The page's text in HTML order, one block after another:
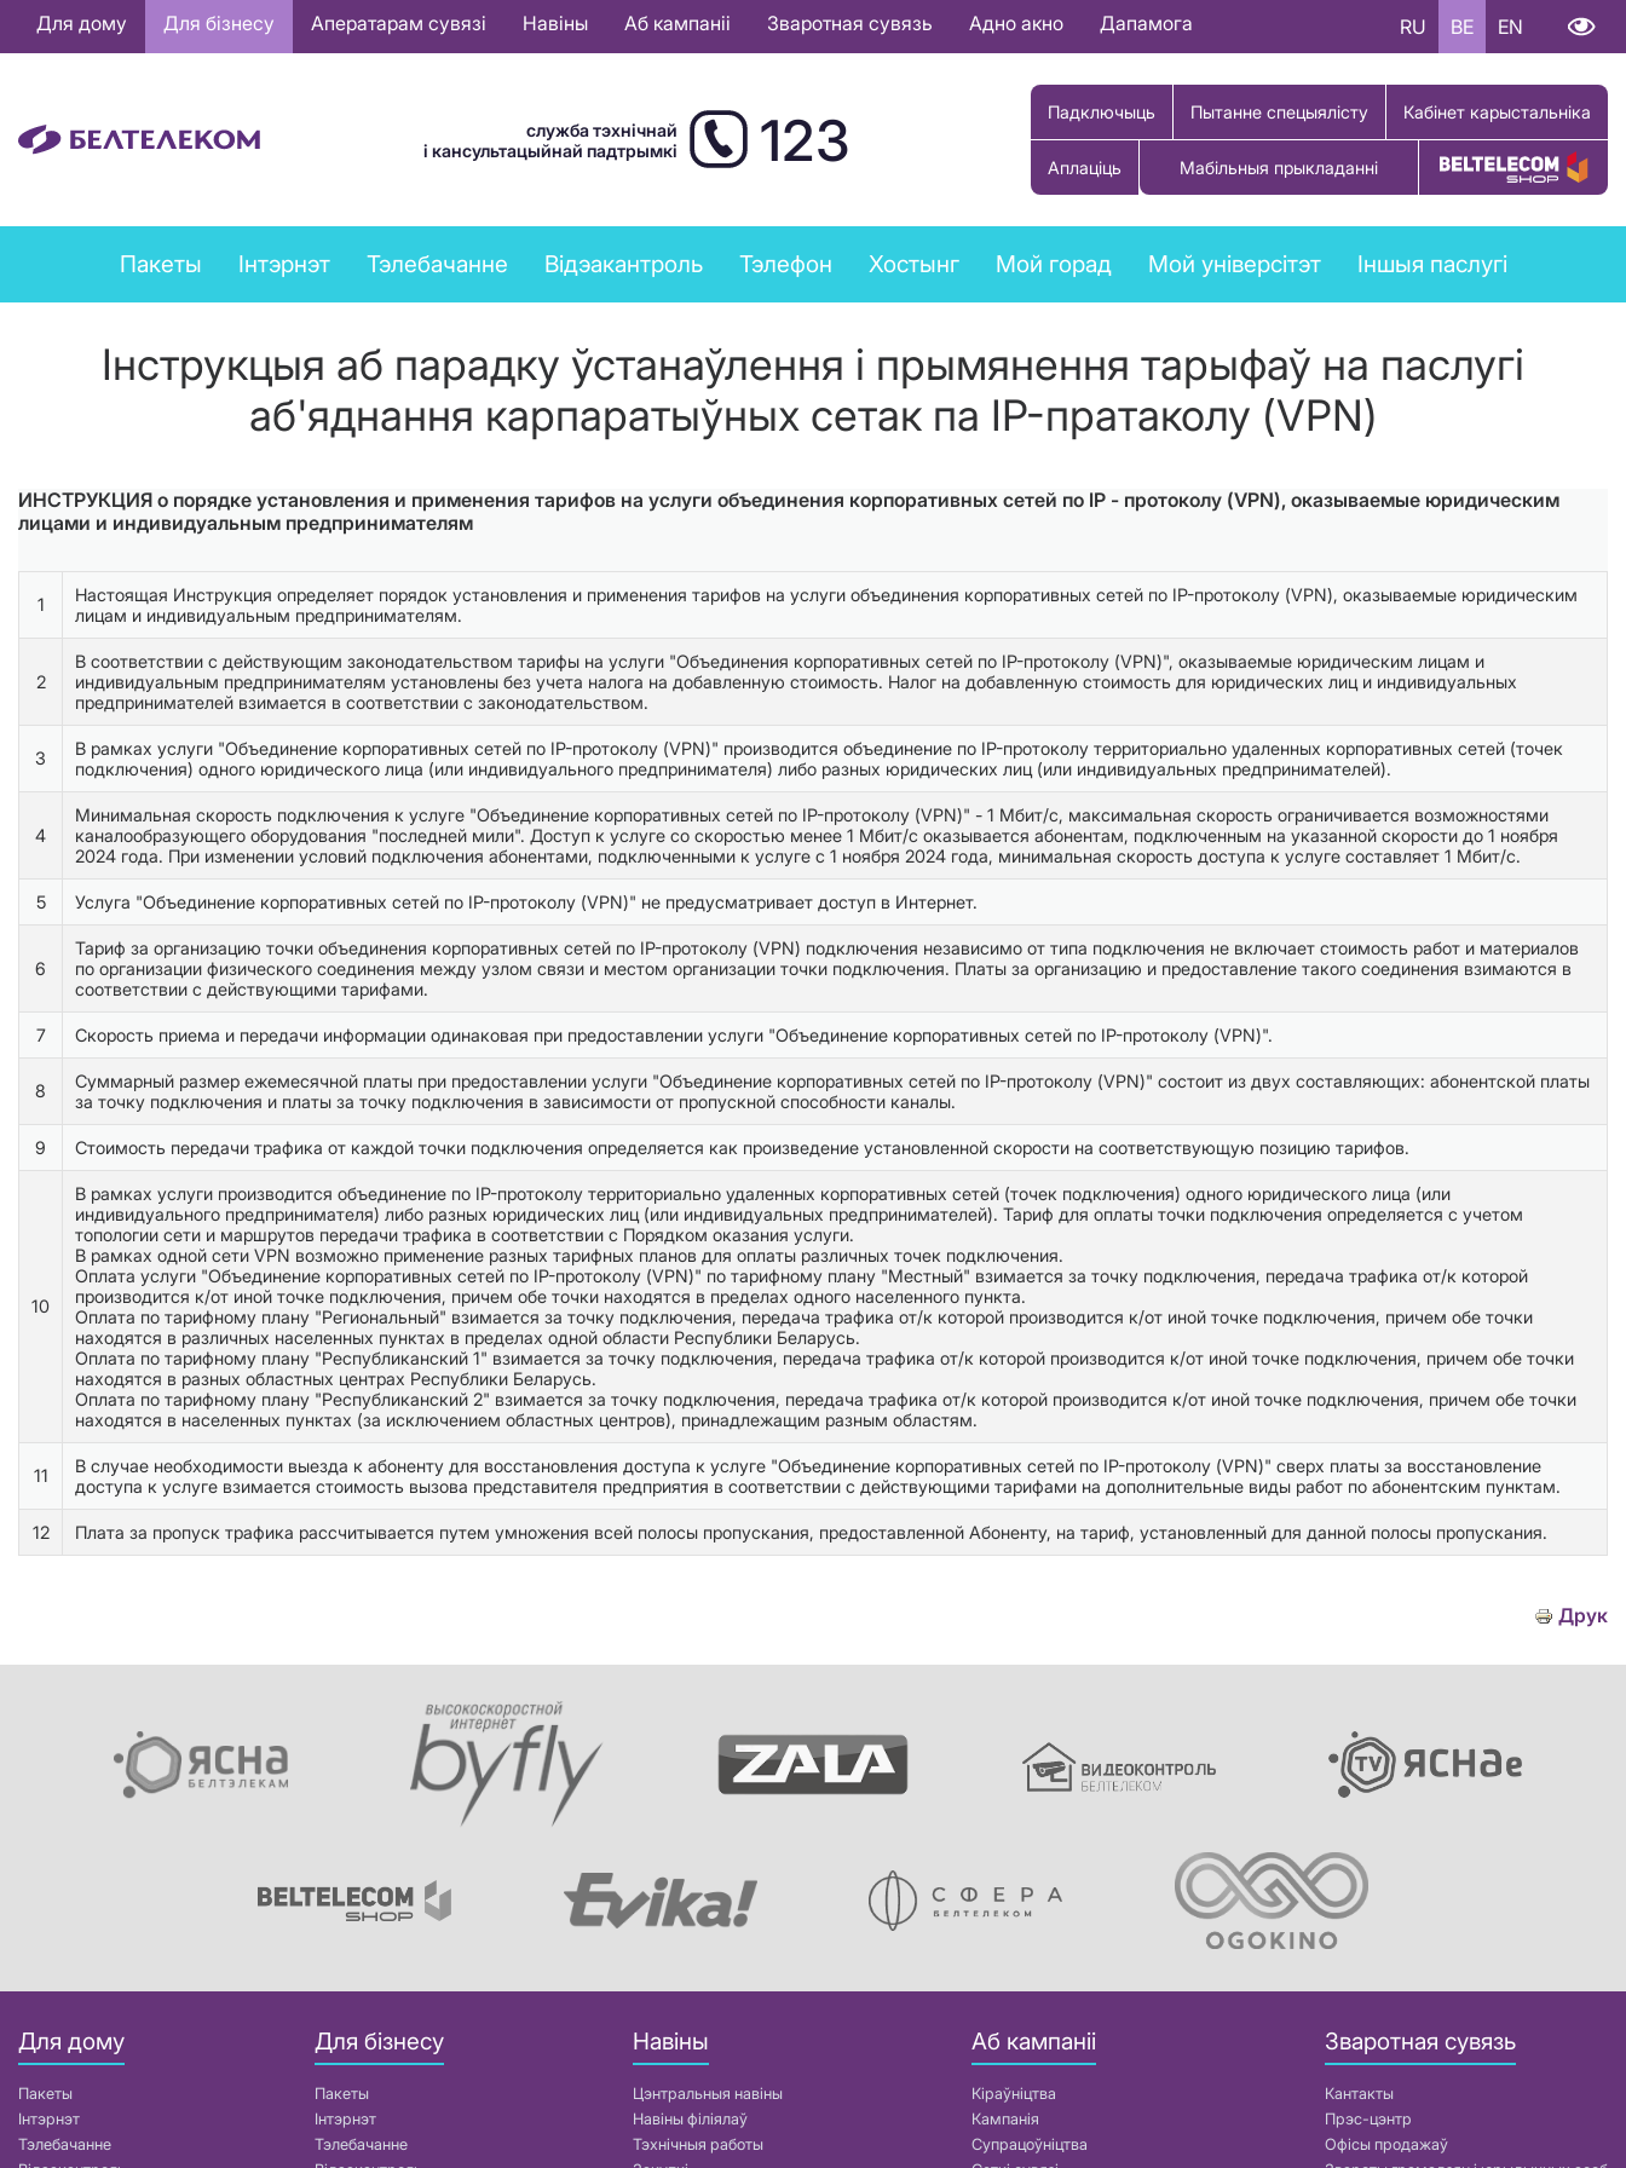
Основная
навигация
Для дому Для бізнесу Аператарам сувязі Навіны Аб кампаніі Зваротная сувязь Адно акно Дапамога RU BE EN
служба тэхнічнай
і кансультацыйнай падтрымкі
123 Падключыць Пытанне спецыялісту Кабінет карыстальніка
Аплаціць Мабільныя прыкладанні Купіць тавар
Business
services
Пакеты Інтэрнэт Тэлебачанне Відэакантроль Тэлефон Хостынг Мой горад Мой універсітэт Іншыя паслугі
Інструкцыя аб парадку ўстанаўлення і прымянення тарыфаў на паслугі
аб'яднання карпаратыўных сетак па IP-пратаколу (VPN)
ИНСТРУКЦИЯ о порядке установления и применения тарифов на услуги объединения корпоративных сетей по IP - протоколу (VPN), оказываемые юридическим
лицами и индивидуальным предпринимателям
1
Настоящая Инструкция определяет порядок установления и применения тарифов на услуги объединения корпоративных сетей по IP-протоколу (VPN), оказываемые юридическим
лицам и индивидуальным предпринимателям.
2
В соответствии с действующим законодательством тарифы на услуги "Объединения корпоративных сетей по IP-протоколу (VPN)", оказываемые юридическим лицам и
индивидуальным предпринимателям установлены без учета налога на добавленную стоимость. Налог на добавленную стоимость для юридических лиц и индивидуальных
предпринимателей взимается в соответствии с законодательством.
3
В рамках услуги "Объединение корпоративных сетей по IP-протоколу (VPN)" производится объединение по IP-протоколу территориально удаленных корпоративных сетей (точек
подключения) одного юридического лица (или индивидуального предпринимателя) либо разных юридических лиц (или индивидуальных предпринимателей).
4
Минимальная скорость подключения к услуге "Объединение корпоративных сетей по IP-протоколу (VPN)" - 1 Мбит/с, максимальная скорость ограничивается возможностями
каналообразующего оборудования "последней мили". Доступ к услуге со скоростью менее 1 Мбит/с оказывается абонентам, подключенным на указанной скорости до 1 ноября
2024 года. При изменении условий подключения абонентами, подключенными к услуге с 1 ноября 2024 года, минимальная скорость доступа к услуге составляет 1 Мбит/с.
5 Услуга "Объединение корпоративных сетей по IP-протоколу (VPN)" не предусматривает доступ в Интернет.
6
Тариф за организацию точки объединения корпоративных сетей по IP-протоколу (VPN) подключения независимо от типа подключения не включает стоимость работ и материалов
по организации физического соединения между узлом связи и местом организации точки подключения. Платы за организацию и предоставление такого соединения взимаются в
соответствии с действующими тарифами.
7 Скорость приема и передачи информации одинаковая при предоставлении услуги "Объединение корпоративных сетей по IP-протоколу (VPN)".
8
Суммарный размер ежемесячной платы при предоставлении услуги "Объединение корпоративных сетей по IP-протоколу (VPN)" состоит из двух составляющих: абонентской платы
за точку подключения и платы за точку подключения в зависимости от пропускной способности каналы.
9 Стоимость передачи трафика от каждой точки подключения определяется как произведение установленной скорости на соответствующую позицию тарифов.
10
В рамках услуги производится объединение по IP-протоколу территориально удаленных корпоративных сетей (точек подключения) одного юридического лица (или
индивидуального предпринимателя) либо разных юридических лиц (или индивидуальных предпринимателей). Тариф для оплаты точки подключения определяется с учетом
топологии сети и маршрутов передачи трафика в соответствии с Порядком оказания услуги.
В рамках одной сети VPN возможно применение разных тарифных планов для оплаты различных точек подключения.
Оплата услуги "Объединение корпоративных сетей по IP-протоколу (VPN)" по тарифному плану "Местный" взимается за точку подключения, передача трафика от/к которой
производится к/от иной точке подключения, причем обе точки находятся в пределах одного населенного пункта.
Оплата по тарифному плану "Региональный" взимается за точку подключения, передача трафика от/к которой производится к/от иной точке подключения, причем обе точки
находятся в различных населенных пунктах в пределах одной области Республики Беларусь.
Оплата по тарифному плану "Республиканский 1" взимается за точку подключения, передача трафика от/к которой производится к/от иной точке подключения, причем обе точки
находятся в разных областных центрах Республики Беларусь.
Оплата по тарифному плану "Республиканский 2" взимается за точку подключения, передача трафика от/к которой производится к/от иной точке подключения, причем обе точки
находятся в населенных пунктах (за исключением областных центров), принадлежащим разным областям.
11
В случае необходимости выезда к абоненту для восстановления доступа к услуге "Объединение корпоративных сетей по IP-протоколу (VPN)" сверх платы за восстановление
доступа к услуге взимается стоимость вызова представителя предприятия в соответствии с действующими тарифами на дополнительные виды работ по абонентским пунктам.
12 Плата за пропуск трафика рассчитывается путем умножения всей полосы пропускания, предоставленной Абоненту, на тариф, установленный для данной полосы пропускания.
Друк
Для дому
Пакеты
Інтэрнэт
Тэлебачанне
Для бізнесу
Пакеты
Інтэрнэт
Тэлебачанне
Навіны
Цэнтральныя навіны
Навіны філіялаў
Тэхнічныя работы
Аб кампаніі
Кіраўніцтва
Кампанія
Супрацоўніцтва
Зваротная сувязь
Кантакты
Прэс-цэнтр
Офісы продажаў